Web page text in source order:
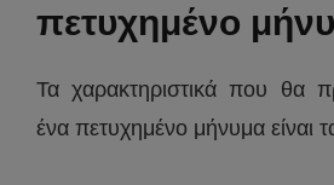
πετυχημένο
Τα χαρακτηριστικά που θα
ένα πετυχημένο μήνυμα είναι